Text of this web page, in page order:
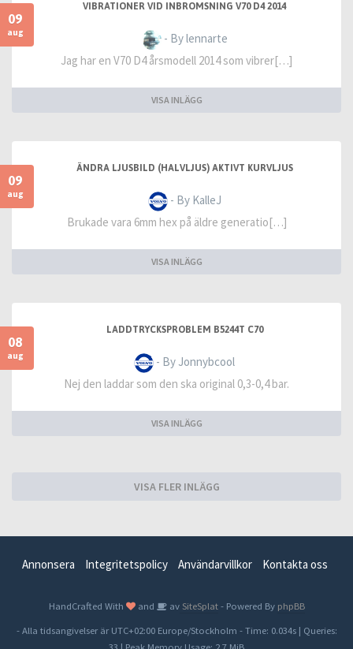
09
aug
VIBRATIONER VID INBROMSNING V70 D4 2014
- By lennarte
Jag har en V70 D4 årsmodell 2014 som vibrer[…]
VISA INLÄGG
09
aug
ÄNDRA LJUSBILD (HALVLJUS) AKTIVT KURVLJUS
- By KalleJ
Brukade vara 6mm hex på äldre generatio[…]
VISA INLÄGG
08
aug
LADDTRYCKSPROBLEM B5244T C70
- By Jonnybcool
Nej den laddar som den ska original 0,3-0,4 bar.
VISA INLÄGG
VISA FLER INLÄGG
Annonsera Integritetspolicy Användarvillkor Kontakta oss
HandCrafted With and avSiteSplat- Powered By phpBB
- Alla tidsangivelser är UTC+02:00 Europe/Stockholm - Time: 0.034s| Queries: